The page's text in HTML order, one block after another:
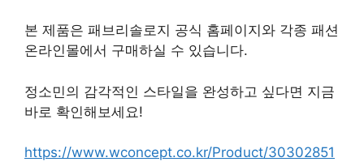
본 제품은 패브리솔로지 공식 홈페이지와 각종 패션
온라인몰에서 구매하실 수 있습니다.
정소민의 감각적인 스타일을 완성하고 싶다면 지금
바로 확인해보세요!
https://www.wconcept.co.kr/Product/30302851